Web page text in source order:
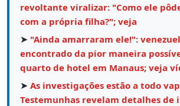
revoltante viralizar: "Como ele
com a própria filha?"; veja
➤ "Ainda amarraram ele!":
encontrado da pior maneira
quarto de hotel em Manaus; veja
➤ As investigações estão a todo
Testemunhas revelam detalhes de